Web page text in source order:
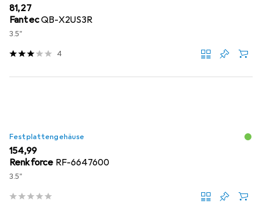
EUR
81,27
FantecQB-X2US3R
3.5"
4
Festplattengehäuse
EUR
154,99
Renkforce RF-6647600
3.5"